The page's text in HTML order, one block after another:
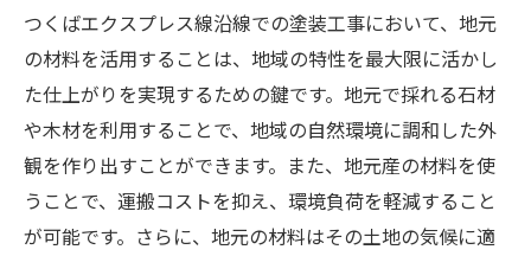
つくばエクスプレス線沿線での塗装工事において、地元
の材料を活用することは、地域の特性を最大限に活かし
た仕上がりを実現するための鍵です。地元で採れる石材
や木材を利用することで、地域の自然環境に調和した外
観を作り出すことができます。また、地元産の材料を使
うことで、運搬コストを抑え、環境負荷を軽減すること
が可能です。さらに、地元の材料はその土地の気候に適